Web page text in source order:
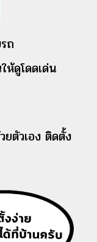
ถ
ดูโดดเด่น
ยตัวเอง ติดตั้ง